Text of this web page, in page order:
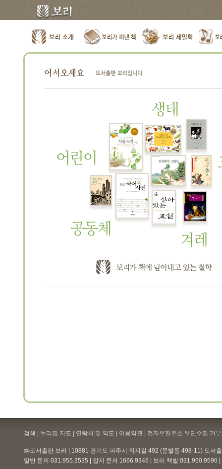
검색 | 누리집 지도 | 연락처 및 약도 | 이용약관 | 전자우편주소 무단수집 거
㈜도서출판 보리 | 10881 경기도 파주시 직지길 492 (문발동 498-11) 도서
일반 문의 031.955.3535 | 잡지 문의 1666.9346 | 보리 책밭 031.950.9590